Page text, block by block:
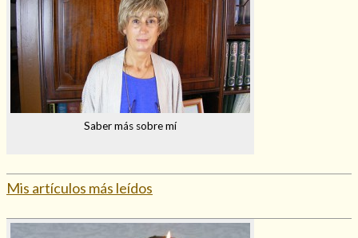
Saber más sobre mí
Mis artículos más leídos